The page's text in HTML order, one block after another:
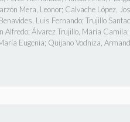
Mera, Leonor; Calvache López,
Luis Fernando; Trujillo
Alfredo; Álvarez Trujillo, María Camila;
Eugenia; Quijano Vodniza,